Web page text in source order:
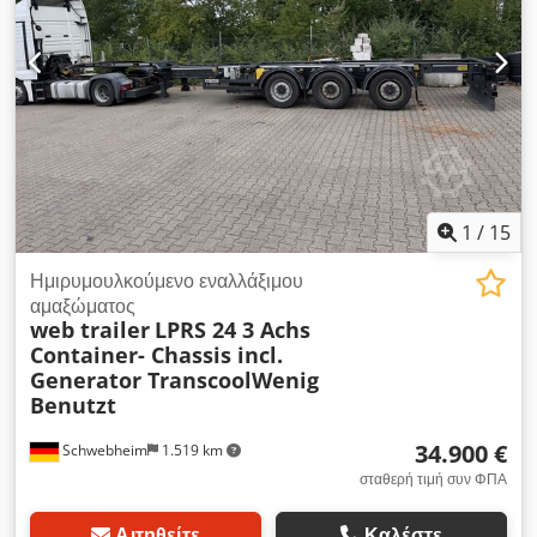
1 / 15
Schwebheim 1.519 km
Ημιρυμουλκούμενο εναλλάξιμου
αμαξώματος
web trailer LPRS 24 3 Achs
Container- Chassis incl.
Generator TranscoolWenig
Benutzt
34.900 €
σταθερή τιμή συν ΦΠΑ